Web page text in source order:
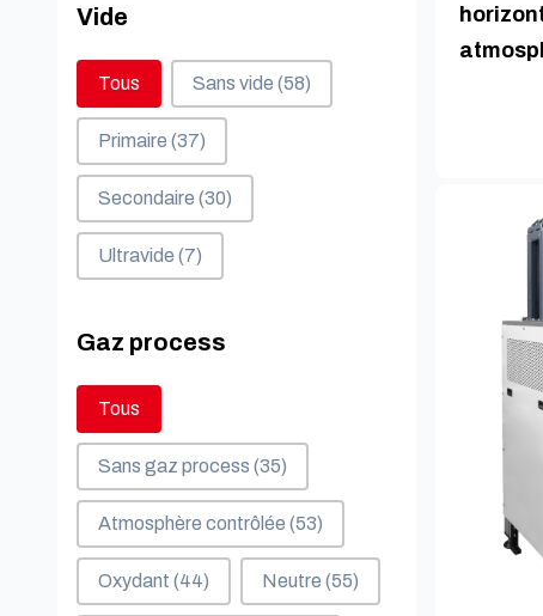
Vide
Vide
Tous Sans vide (58)
Primaire (37)
Secondaire (30)
Ultravide (7)
Gaz process
Gaz process
Tous
Sans gaz process (35)
Atmosphère contrôlée (53)
Oxydant (44) Neutre (55)